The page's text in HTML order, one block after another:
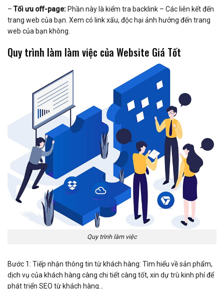
– Tối ưu off-page: Phần này là kiểm tra backlink – Các liên kết đến
trang web của bạn. Xem có link xấu, độc hại ảnh hưởng đến trang
web của bạn không.
Quy trình làm làm việc của Website Giá Tốt
Quy trình làm việc
Bước 1: Tiếp nhận thông tin từ khách hàng: Tìm hiểu về sản phẩm,
dịch vụ của khách hàng càng chi tiết càng tốt, xin dự trù kinh phí để
phát triển SEO từ khách hàng…